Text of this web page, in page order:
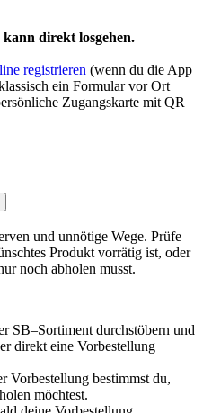
direkt losgehen.
registrieren (wenn du die App
ein Formular vor Ort
Zugangskarte mit QR
und unnötige Wege. Prüfe
Produkt vorrätig ist, oder
noch abholen musst.
SB–Sortiment durchstöbern und
direkt eine Vorbestellung
Vorbestellung bestimmst du,
möchtest.